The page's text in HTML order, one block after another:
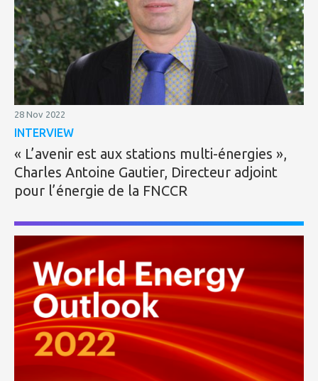
28 Nov 2022
INTERVIEW
« L’avenir est aux stations multi-énergies »,
Charles Antoine Gautier, Directeur adjoint
pour l’énergie de la FNCCR